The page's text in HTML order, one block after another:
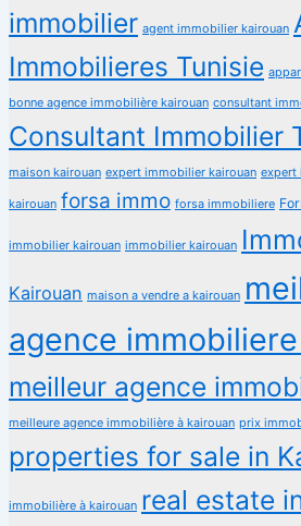
immobilier agent immobilier kairouan
Immobilieres Tunisie
bonne agence immobilière kairouan consultant
Consultant Immobilier
maison kairouan expert immobilier kairouan expert
kairouan forsa immo forsa immobiliere
immobilier kairouan immobilier kairouan
Kairouan maison a vendre a kairouan
agence
meilleur agence
meilleure agence immobilière à kairouan prix
properties for sale in
immobilière à kairouan real estate